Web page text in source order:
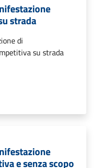
strada
di
su strada
e senza scopo